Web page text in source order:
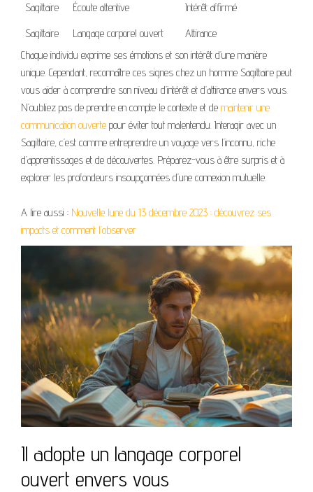
Sagittaire
Écoute attentive
Intérêt affirmé
Sagittaire
Langage corporel ouvert
Attirance
Chaque individu exprime ses émotions et son intérêt d’une manière
unique. Cependant, reconnaître ces signes chez un homme Sagittaire peut
vous aider à comprendre son niveau d’intérêt et d’attirance envers vous.
N’oubliez pas de prendre en compte le contexte et de maintenir une
communication ouverte pour éviter tout malentendu. Interagir avec un
Sagittaire, c’est comme entreprendre un voyage vers l’inconnu, riche
d’apprentissages et de découvertes. Préparez-vous à être surpris et à
explorer les profondeurs insoupçonnées d’une connexion mutuelle.
A lire aussi : Nouvelle lune du 13 décembre 2023 : découvrez ses
impacts et comment l’observer
Il adopte un langage corporel
ouvert envers vous